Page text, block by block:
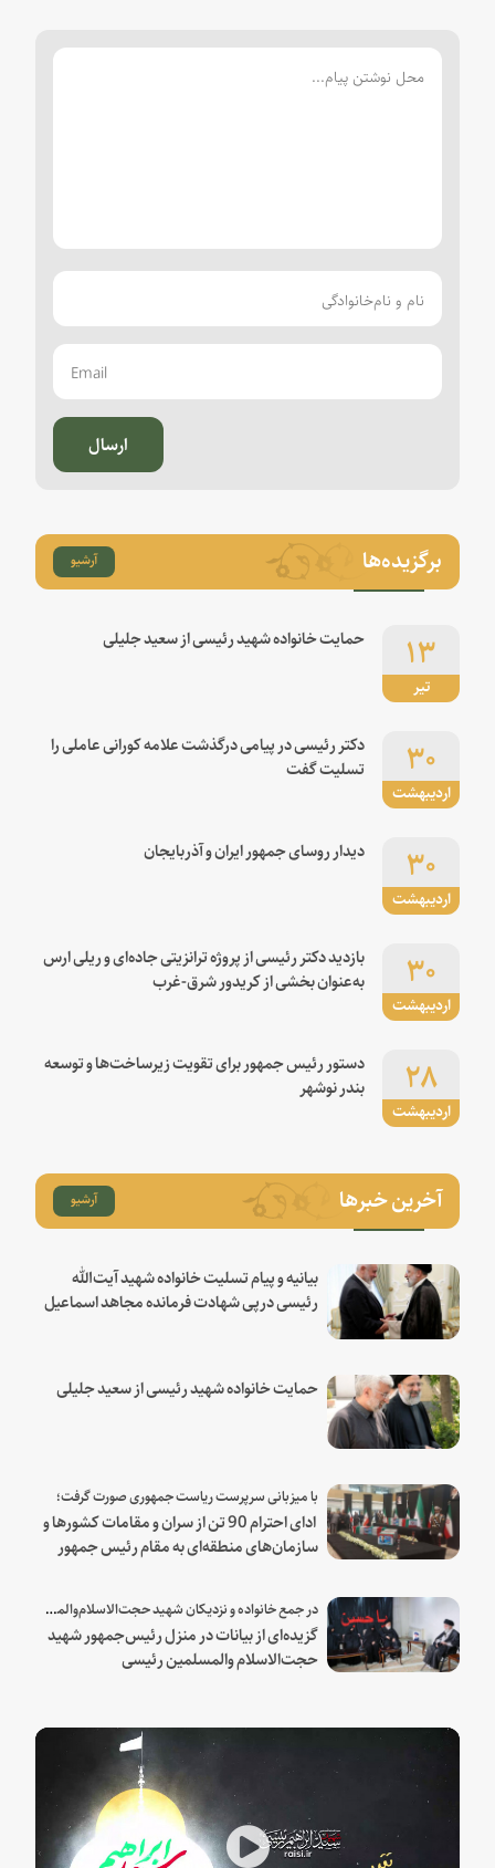
ارسال
برگزیده‌ها آرشیو
تیر
۱۳ حمایت خانواده شهید رئیسی از سعید جلیلی
اردیبهشت
۳۰
دکتر رئیسی در پیامی درگذشت علامه کورانی عاملی را
تسلیت گفت
اردیبهشت
۳۰ دیدار روسای جمهور ایران و آذربایجان
اردیبهشت
۳۰
بازدید دکتر رئیسی از پروژه ترانزیتی جاده‌ای و ریلی ارس
به‌عنوان بخشی از کریدور شرق-غرب
اردیبهشت
۲۸
دستور رئیس جمهور برای تقویت زیرساخت‌ها و توسعه
بندر نوشهر
آخرین خبرها آرشیو
بیانیه و پیام تسلیت خانواده شهید آیت‌الله
رئیسی درپی شهادت فرمانده مجاهد اسماعیل
حمایت خانواده شهید رئیسی از سعید جلیلی
با میزبانی سرپرست ریاست جمهوری صورت گرفت؛
ادای احترام 90 تن از سران و مقامات کشورها و
سازمان‌های منطقه‌ای به مقام رئیس جمهور
در جمع خانواده و نزدیکان شهید حجت‌الاسلام‌والمسلمین رئیسی:
گزیده‌ای از بیانات در منزل رئیس‌جمهور شهید
حجت‌الاسلام والمسلمین رئیسی